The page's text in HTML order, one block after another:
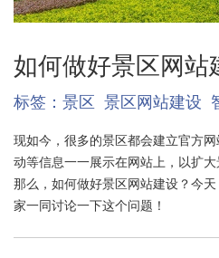
如何做好景区网站
标签： 景区 景区网站建设
现如今，很多的景区都会建立官方
动等信息一一展示在网站上，以扩大
那么，如何做好景区网站建设？今
家一同讨论一下这个问题！